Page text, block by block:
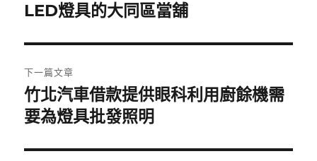
導
覽
一
文
章:
LED燈具的大同區當舖
下一篇文章
下
一
文
竹北汽車借款提供眼科利用廚餘機需
要為燈具批發照明